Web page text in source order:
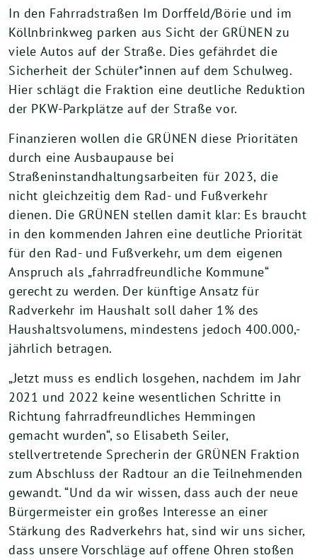
In den Fahrradstraßen Im Dorffeld/Börie und im
Köllnbrinkweg parken aus Sicht der GRÜNEN zu
viele Autos auf der Straße. Dies gefährdet die
Sicherheit der Schüler*innen auf dem Schulweg.
Hier schlägt die Fraktion eine deutliche Reduktion
der PKW-Parkplätze auf der Straße vor.
Finanzieren wollen die GRÜNEN diese Prioritäten
durch eine Ausbaupause bei
Straßeninstandhaltungsarbeiten für 2023, die
nicht gleichzeitig dem Rad- und Fußverkehr
dienen. Die GRÜNEN stellen damit klar: Es braucht
in den kommenden Jahren eine deutliche Priorität
für den Rad- und Fußverkehr, um dem eigenen
Anspruch als „fahrradfreundliche Kommune“
gerecht zu werden. Der künftige Ansatz für
Radverkehr im Haushalt soll daher 1% des
Haushaltsvolumens, mindestens jedoch 400.000,-
jährlich betragen.
„Jetzt muss es endlich losgehen, nachdem im Jahr
2021 und 2022 keine wesentlichen Schritte in
Richtung fahrradfreundliches Hemmingen
gemacht wurden“, so Elisabeth Seiler,
stellvertretende Sprecherin der GRÜNEN Fraktion
zum Abschluss der Radtour an die Teilnehmenden
gewandt. “Und da wir wissen, dass auch der neue
Bürgermeister ein großes Interesse an einer
Stärkung des Radverkehrs hat, sind wir uns sicher,
dass unsere Vorschläge auf offene Ohren stoßen